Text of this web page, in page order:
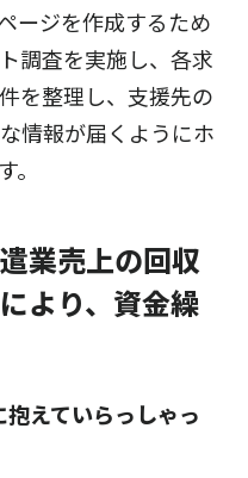
ージを作成するため
調査を実施し、各求
を整理し、支援先の
情報が届くようにホ
業売上の回収
より、資金繰
えていらっしゃっ